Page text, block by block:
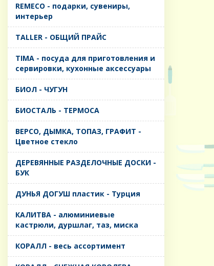
REMECO - подарки, сувениры,
интерьер
TALLER - ОБЩИЙ ПРАЙС
TIMA - посуда для приготовления и
сервировки, кухонные аксессуары
БИОЛ - ЧУГУН
БИОСТАЛЬ - ТЕРМОСА
ВЕРСО, ДЫМКА, ТОПАЗ, ГРАФИТ -
Цветное стекло
ДЕРЕВЯННЫЕ РАЗДЕЛОЧНЫЕ ДОСКИ -
БУК
ДУНЬЯ ДОГУШ пластик - Турция
КАЛИТВА - алюминиевые
кастрюли, дуршлаг, таз, миска
КОРАЛЛ - весь ассортимент